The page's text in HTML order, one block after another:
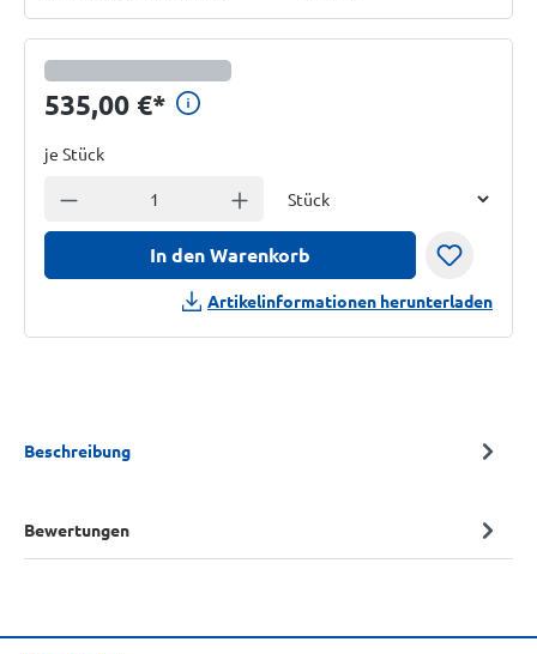
535,00 €* Preisinformationen
je Stück
Anzahl verringern Anzahl erhöhen
In den Warenkorb
Artikelinformationen herunterladen
Beschreibung
Bewertungen